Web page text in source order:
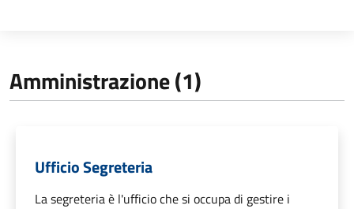
Amministrazione (1)
Ufficio Segreteria
La segreteria è l'ufficio che si occupa di gestire i